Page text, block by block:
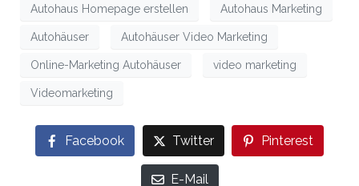
Autohaus Homepage erstellen Autohaus Marketing
Autohäuser Autohäuser Video Marketing
Online-Marketing Autohäuser video marketing
Videomarketing
Facebook Twitter Pinterest
E-Mail